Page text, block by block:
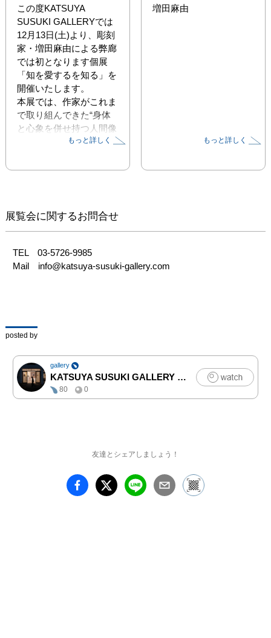
この度KATSUYA
SUSUKI GALLERYでは
12月13日(土)より、彫刻
家・増田麻由による弊廊
では初となります個展
「知を愛するを知る」を
開催いたします。
本展では、作家がこれま
で取り組んできた“身体
と心象を併せ持つ人間像
の探求”をより深層へと
品を発表します。
と自ら語りながらも、制
作の過程で「根源、原
点」をめぐる問いに自然
と導かれていきました。
の始まりと終わり。
物事の“根源”は一体どこ
にあるのだろうか。
水のように清く流れるも
のなのか、それともそも
った結果、増田は彫刻家
ら追い続けてきたテーマ
もっと詳しく
増田麻由
もっと詳しく
展覧会に関するお問合せ
TEL　03-5726-9985
Mail　info@katsuya-susuki-gallery.com
posted by
gallery
KATSUYA SUSUKI GALLERY
アート
80
0
友達とシェアしましょう！